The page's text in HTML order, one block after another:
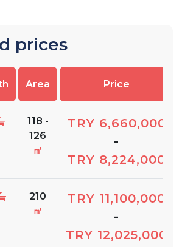
prices
Area Price
118 -
126
㎡
TRY 6,660,000
-
TRY 8,224,000
210
㎡
TRY 11,100,000
-
TRY 12,025,000